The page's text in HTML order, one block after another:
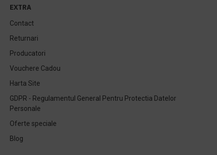
EXTRA
Contact
Returnari
Producatori
Vouchere Cadou
Harta Site
GDPR - Regulamentul General Pentru Protectia Datelor
Personale
Oferte speciale
Blog